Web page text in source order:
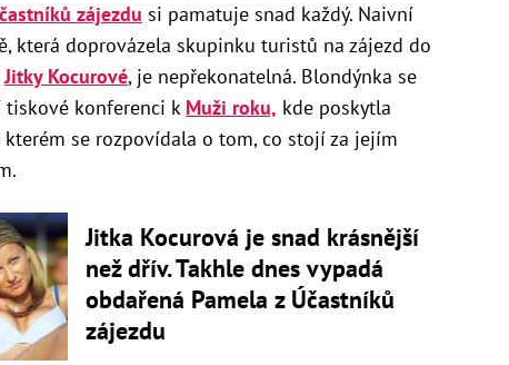
zájezdu si pamatuje snad každý. Naivní
která doprovázela skupinku turistů na zájezd do
Jitky Kocurové, je nepřekonatelná. Blondýnka se
konferenci k Muži roku, kde poskytla
kterém se rozpovídala o tom, co stojí za jejím
Jitka Kocurová je snad krásnější
než dřív. Takhle dnes vypadá
obdařená Pamela z Účastníků
zájezdu